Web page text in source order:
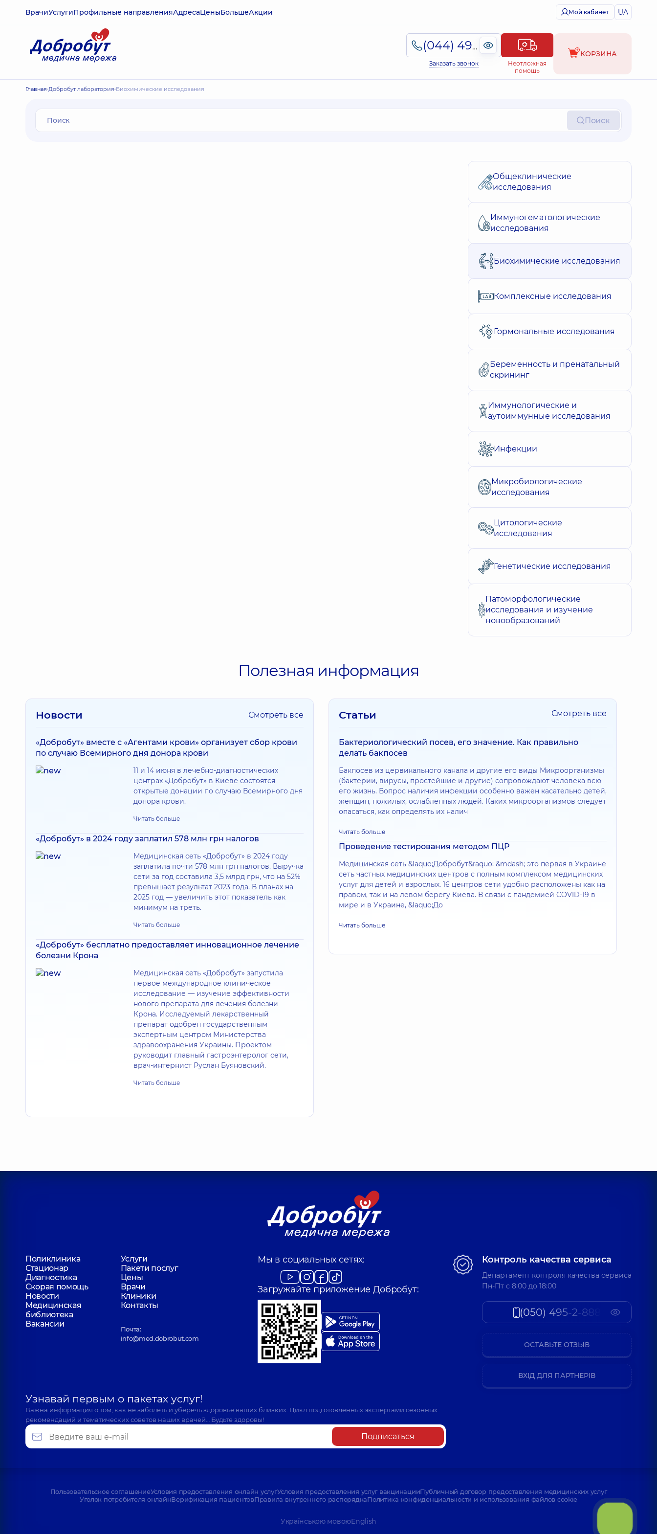
ВрачиУслугиПрофильные направленияАдресаЦеныБольшеАкции Мой кабинет UA
(044) 495-2-888
Заказать звонок
Неотложная
помощь
КОРЗИНА
Главная Добробут лаборатория Биохимические исследования
Поиск
Общеклинические
исследования
Иммуногематологические
исследования
Биохимические исследования
Комплексные исследования
Гормональные исследования
Беременность и пренатальный
скрининг
Иммунологические и
аутоиммунные исследования
Инфекции
Микробиологические
исследования
Цитологические
исследования
Генетические исследования
Патоморфологические
исследования и изучение
новообразований
Полезная информация
Новости Смотреть все
«Добробут» вместе с «Агентами крови» организует сбор крови
по случаю Всемирного дня донора крови
11 и 14 июня в лечебно-диагностических
центрах «Добробут» в Киеве состоятся
открытые донации по случаю Всемирного дня
донора крови.
Читать больше
«Добробут» в 2024 году заплатил 578 млн грн налогов
Медицинская сеть «Добробут» в 2024 году
заплатила почти 578 млн грн налогов. Выручка
сети за год составила 3,5 млрд грн, что на 52%
превышает результат 2023 года. В планах на
2025 год — увеличить этот показатель как
минимум на треть.
Читать больше
«Добробут» бесплатно предоставляет инновационное лечение
болезни Крона
Медицинская сеть «Добробут» запустила
первое международное клиническое
исследование — изучение эффективности
нового препарата для лечения болезни
Крона. Исследуемый лекарственный
препарат одобрен государственным
экспертным центром Министерства
здравоохранения Украины. Проектом
руководит главный гастроэнтеролог сети,
врач-интернист Руслан Буяновский.
Читать больше
Статьи Смотреть все
Бактериологический посев, его значение. Как правильно
делать бакпосев
Бакпосев из цервикального канала и другие его виды Микроорганизмы
(бактерии, вирусы, простейшие и другие) сопровождают человека всю
его жизнь. Вопрос наличия инфекции особенно важен касательно детей,
женщин, пожилых, ослабленных людей. Каких микроорганизмов следует
опасаться, как определять их налич
Читать больше
Проведение тестирования методом ПЦР
Медицинская сеть &laquo;Добробут&raquo; &mdash; это первая в Украине
сеть частных медицинских центров с полным комплексом медицинских
услуг для детей и взрослых. 16 центров сети удобно расположены как на
правом, так и на левом берегу Киева. В связи с пандемией COVID-19 в
мире и в Украине, &laquo;До
Читать больше
Поликлиника
Услуги
Стационар
Пакети послуг
Диагностика
Цены
Скорая помощь
Врачи
Новости
Клиники
Медицинская
библиотека
Контакты
Вакансии
Почта:
info@med.dobrobut.com
Мы в социальных сетях:
Загружайте приложение Добробут:
Узнавай первым о пакетах услуг!
Важна информация о том, как не заболеть и уберечь здоровье ваших близких. Цикл подготовленных экспертами сезонных
рекомендаций и тематических советов наших врачей… Будьте здоровы!
Подписаться
Контроль качества сервиса
Департамент контроля качества сервиса
Пн-Пт c 8:00 до 18:00
(050) 495-2-888
ОСТАВЬТЕ ОТЗЫВ
ВХІД ДЛЯ ПАРТНЕРІВ
Пользовательское соглашениеУсловия предоставления онлайн услугУсловия предоставления услуг вакцинацииПубличный договор предоставления медицинских услуг
Уголок потребителя онлайнВерификация пациентовПравила внутреннего распорядкаПолитика конфиденциальности и использования файлов cookie
Українською мовоюEnglish